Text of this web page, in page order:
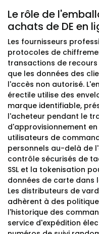
Le rôle de
achats de DE en
Les fournisseurs
protocoles de
transactions de
que les données des
l'accès non autorisé.
érectile utilise des
marque identifiable,
l'acheteur pendant le
d'approvisionnement
utilisateurs de
personnels au-delà de
contrôle sécurisés de
SSL et la tokenisation
données de carte dans
Les distributeurs de
adhèrent à des
l'historique des
service d'expédition